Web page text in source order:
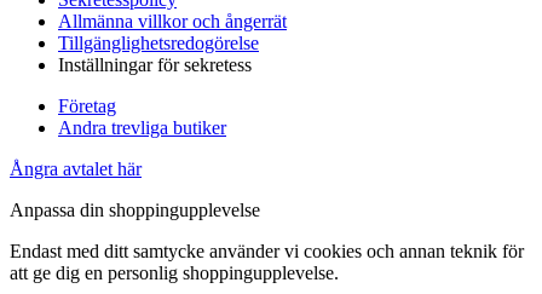
Allmänna villkor och ångerrät
Tillgänglighetsredogörelse
Inställningar för sekretess
Företag
Andra trevliga butiker
Ångra avtalet här
Anpassa din shoppingupplevelse
Endast med ditt samtycke använder vi cookies och annan teknik för
att ge dig en personlig shoppingupplevelse.